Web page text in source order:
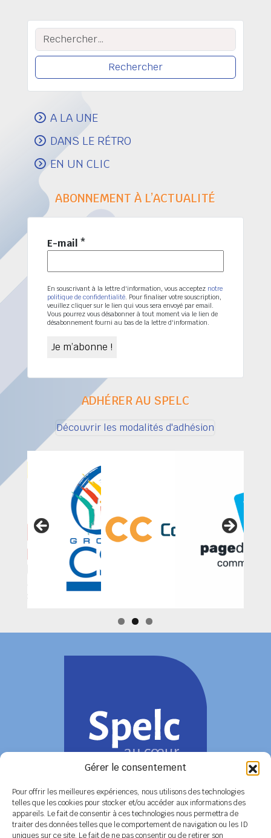
Gérer le consentement
Pour offrir les meilleures expériences, nous utilisons des technologies
telles que les cookies pour stocker et/ou accéder aux informations des
appareils. Le fait de consentir à ces technologies nous permettra de
traiter des données telles que le comportement de navigation ou les ID
uniques sur ce site. Le fait de ne pas consentir ou de retirer son
Rechercher :
A LA UNE
DANS LE RÉTRO
EN UN CLIC
ABONNEMENT À L’ACTUALITÉ
E-mail *
En souscrivant à la lettre d'information, vous acceptez notre
politique de confidentialité. Pour finaliser votre souscription,
veuillez cliquer sur le lien qui vous sera envoyé par email.
Vous pourrez vous désabonner à tout moment via le lien de
désabonnement fourni au bas de la lettre d'information.
ADHÉRER AU SPELC
Découvrir les modalités d'adhésion
COORDONNÉES